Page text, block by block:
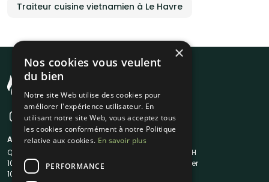
Traiteur cuisine vietnamien à Le Havre
A propos
Qui sommes-nous ?
1001Salles
1001Salles PRO
Liens utiles
Traiteur en 48H
Nous contacter
×
Nos cookies vous veulent
du bien
Notre site Web utilise des cookies pour
améliorer l'expérience utilisateur. En
utilisant notre site Web, vous acceptez tous
les cookies conformément à notre Politique
relative aux cookies. En savoir plus
PERFORMANCE